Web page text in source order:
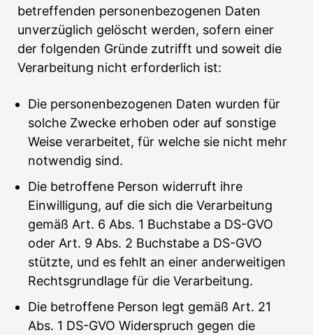
betreffenden personenbezogenen Daten
unverzüglich gelöscht werden, sofern einer
der folgenden Gründe zutrifft und soweit die
Verarbeitung nicht erforderlich ist:
Die personenbezogenen Daten wurden für
solche Zwecke erhoben oder auf sonstige
Weise verarbeitet, für welche sie nicht mehr
notwendig sind.
Die betroffene Person widerruft ihre
Einwilligung, auf die sich die Verarbeitung
gemäß Art. 6 Abs. 1 Buchstabe a DS-GVO
oder Art. 9 Abs. 2 Buchstabe a DS-GVO
stützte, und es fehlt an einer anderweitigen
Rechtsgrundlage für die Verarbeitung.
Die betroffene Person legt gemäß Art. 21
Abs. 1 DS-GVO Widerspruch gegen die